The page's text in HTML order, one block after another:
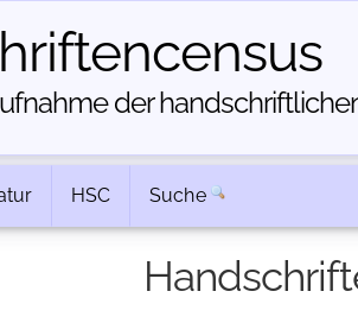
der
HSC Suche